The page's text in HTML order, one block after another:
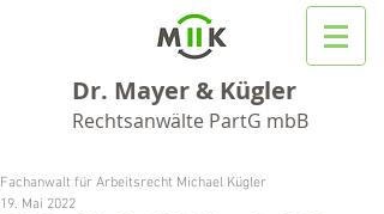
Dr. Mayer & Kügler
Rechtsanwälte PartG mbB
Fachanwalt für Arbeitsrecht Michael Kügler
19. Mai 2022